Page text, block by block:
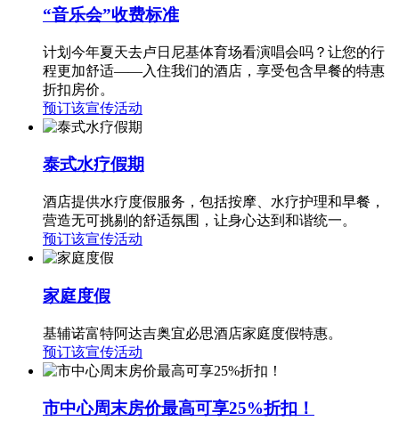
“音乐会”收费标准
计划今年夏天去卢日尼基体育场看演唱会吗？让您的行
程更加舒适——入住我们的酒店，享受包含早餐的特惠
折扣房价。
预订该宣传活动
泰式水疗假期
酒店提供水疗度假服务，包括按摩、水疗护理和早餐，
营造无可挑剔的舒适氛围，让身心达到和谐统一。
预订该宣传活动
家庭度假
基辅诺富特阿达吉奥宜必思酒店家庭度假特惠。
预订该宣传活动
市中心周末房价最高可享25%折扣！